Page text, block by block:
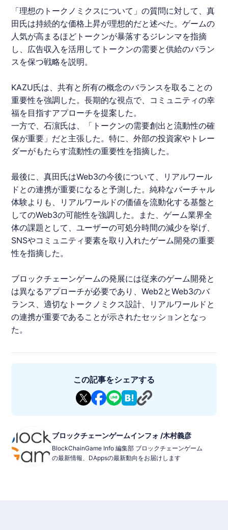
「理想のトークノミクスについて」の質問に対して、真
田氏は持続的な価格上昇が理想的だと述べた。ゲームの
人気が高まるほどトークンが暴落するジレンマを指摘
し、広告収入を活用してトークンの需要と供給のバラン
スを保つ戦略を説明。
KAZU氏は、共有と所有の概念のバランスを取ることの
重要性を強調した。長期的な視点で、コミュニティの幸
福を目指すアプローチを提案した。
一方で、石濵氏は、「トークンの需要創出と流動性の確
保が重要」だと主張した。特に、外部の投資家やトレー
ダーがもたらす流動性の重要性を指摘した。
最後に、真田氏はWeb3の今後について、リアルワール
ドとの連携が重要になると予測した。純粋なバーチャル
体験よりも、リアルワールドの価値を流動化する基盤と
してのWeb3の可能性を強調した。また、ゲーム業界全
体の課題として、ユーザーの可処分時間の減少を挙げ、
SNSやコミュニティ要素を取り入れたゲーム開発の重要
性を指摘した。
ブロックチェーンゲームの発展には従来のゲーム開発と
は異なるアプローチが必要であり、Web2とWeb3のバ
ランス、適切なトークノミクス設計、リアルワールドと
の連携が重要であることが示されたセッションとなっ
た。
この記事をシェアする
ブロックチェーンゲームインフォ /木村義彦
BlockChainGame Info 編集部 ブロックチェーンゲーム
の最新情報、DAppsの最新動向をお届けします